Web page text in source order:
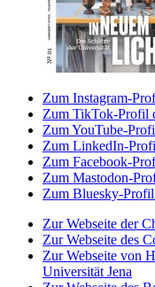
Zum Instagram-
Zum TikTok-Profil
Zum YouTube-
Zum LinkedIn-
Zum Facebook-
Zum Mastodon-
Zum Bluesky-
Zur Webseite der
Zur Webseite des
Zur Webseite von
Universität Jena